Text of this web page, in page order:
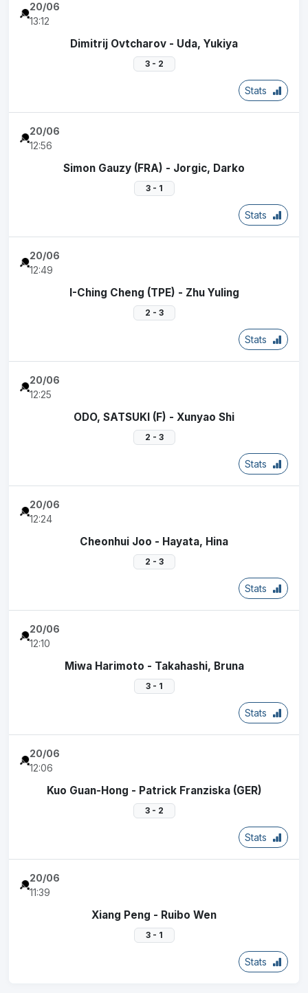
20/06
13:12
Dimitrij Ovtcharov - Uda, Yukiya
3 - 2
Stats
20/06
12:56
Simon Gauzy (FRA) - Jorgic, Darko
3 - 1
Stats
20/06
12:49
I-Ching Cheng (TPE) - Zhu Yuling
2 - 3
Stats
20/06
12:25
ODO, SATSUKI (F) - Xunyao Shi
2 - 3
Stats
20/06
12:24
Cheonhui Joo - Hayata, Hina
2 - 3
Stats
20/06
12:10
Miwa Harimoto - Takahashi, Bruna
3 - 1
Stats
20/06
12:06
Kuo Guan-Hong - Patrick Franziska (GER)
3 - 2
Stats
20/06
11:39
Xiang Peng - Ruibo Wen
3 - 1
Stats